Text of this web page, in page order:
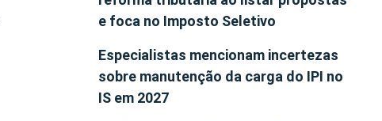
e foca no Imposto Seletivo
Especialistas mencionam incertezas
sobre manutenção da carga do IPI no
IS em 2027